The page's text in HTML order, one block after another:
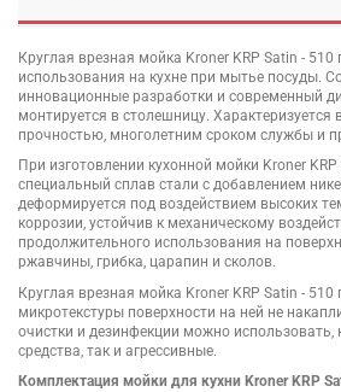
Круглая врезная мойка Kroner KRP Satin - 510
использования на кухне при мытье посуды.
инновационные разработки и современный
монтируется в столешницу. Характеризуется
прочностью, многолетним сроком службы и
При изготовлении кухонной мойки Kroner
специальный сплав стали с добавлением
деформируется под воздействием высоких
коррозии, устойчив к механическому
продолжительного использования на
ржавчины, грибка, царапин и сколов.
Круглая врезная мойка Kroner KRP Satin - 510
микротекстуры поверхности на ней не
очистки и дезинфекции можно
средства, так и агрессивные.
Комплектация мойки для кухни Kroner KRP